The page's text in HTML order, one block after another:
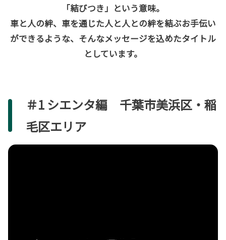
「結びつき」という意味。
車と人の絆、車を通じた人と人との絆を結ぶお手伝い
ができるような、そんなメッセージを込めたタイトル
としています。
＃1 シエンタ編 千葉市美浜区・稲
毛区エリア